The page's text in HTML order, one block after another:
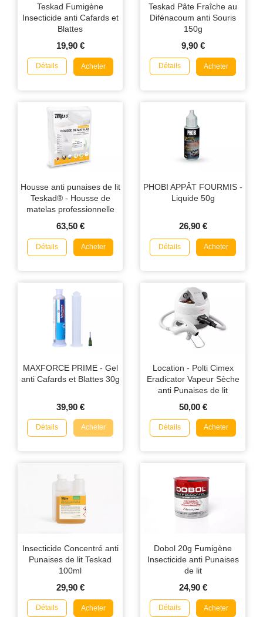
Teskad Fumigène
Insecticide anti Cafards et
Blattes
19,90 €
Détails Acheter
Teskad Pâte Fraîche au
Difénacoum anti Souris
150g
9,90 €
Détails Acheter
Housse anti punaises de lit
Teskad® - Housse de
matelas professionnelle
63,50 €
Détails Acheter
PHOBI APPÂT FOURMIS -
Liquide 50g
26,90 €
Détails Acheter
MAXFORCE PRIME - Gel
anti Cafards et Blattes 30g
39,90 €
Détails Acheter
Location - Polti Cimex
Eradicator Vapeur Sèche
anti Punaises de lit
50,00 €
Détails Acheter
Insecticide Concentré anti
Punaises de lit Teskad
100ml
29,90 €
Détails Acheter
Dobol 20g Fumigène
Insecticide anti Punaises
de lit
24,90 €
Détails Acheter